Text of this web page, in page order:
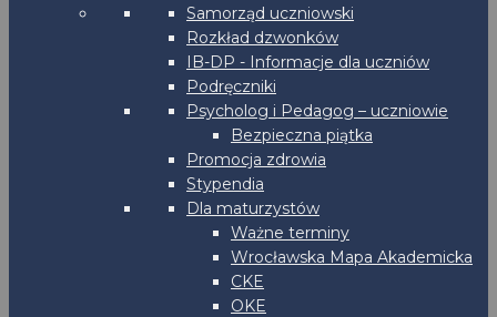
Samorząd uczniowski
Rozkład dzwonków
IB-DP - Informacje dla uczniów
Podręczniki
Psycholog i Pedagog – uczniowie
Bezpieczna piątka
Promocja zdrowia
Stypendia
Dla maturzystów
Ważne terminy
Wrocławska Mapa Akademicka
CKE
OKE